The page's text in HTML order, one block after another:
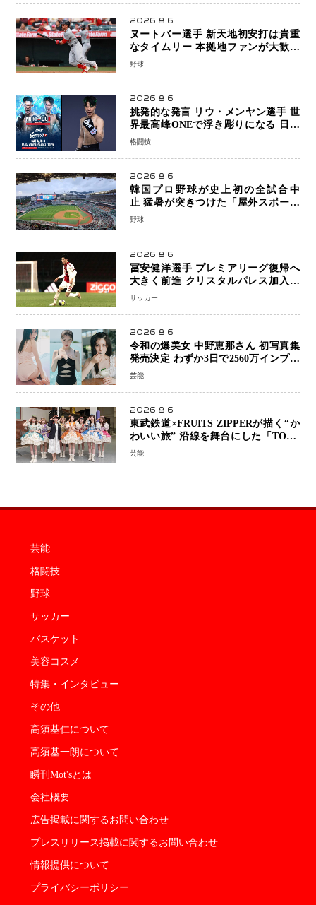
2026.8.6
ヌートバー選手 新天地初安打は貴重
なタイムリー 本拠地ファンが大歓声
笑顔で歓喜
野球
2026.8.6
挑発的な発言 リウ・メンヤン選手 世
界最高峰ONEで浮き彫りになる 日本
キックボクシングが直面する“技術
格闘技
2026.8.6
韓国プロ野球が史上初の全試合中
止 猛暑が突きつけた「屋外スポーツ
の限界」 日本発のドーム型施設時代
野球
2026.8.6
冨安健洋選手 プレミアリーグ復帰へ
大きく前進 クリスタルパレス加入目
前 メディカルチェックも通過
サッカー
2026.8.6
令和の爆美女 中野恵那さん 初写真集
発売決定 わずか3日で2560万インプレ
ッションを記録した話題の美貌を凝縮
芸能
2026.8.6
東武鉄道×FRUITS ZIPPERが描く“か
わいい旅” 沿線を舞台にした「TOBU
KAWAII PROJECT」が開幕
芸能
芸能
格闘技
野球
サッカー
バスケット
美容コスメ
特集・インタビュー
その他
高須基仁について
高須基一朗について
瞬刊Mot'sとは
会社概要
広告掲載に関するお問い合わせ
プレスリリース掲載に関するお問い合わせ
情報提供について
プライバシーポリシー